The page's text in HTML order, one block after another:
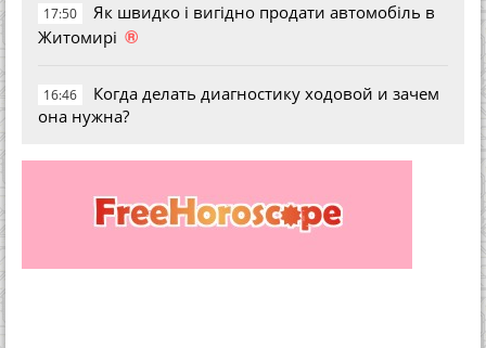
17:50
Як швидко і вигідно продати автомобіль в
Житомирі ®
16:46
Когда делать диагностику ходовой и зачем
она нужна?